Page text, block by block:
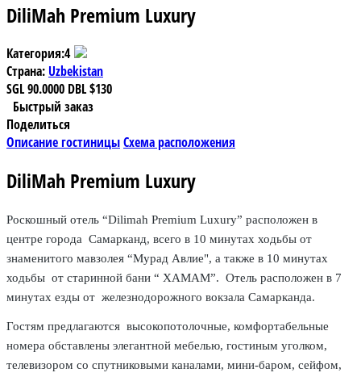
DiliMah Premium Luxury
Категория:4
Страна: Uzbekistan
SGL90.0000 DBL$130
Быстрый заказ
Поделиться
Описание гостиницыСхема расположения
DiliMah Premium Luxury
Роскошный отель “Dilimah Premium Luxury” расположен в
центре города Самарканд, всего в 10 минутах ходьбы от
знаменитого мавзолея “Мурад Авлие", а также в 10 минутах
ходьбы от старинной бани “ ХАМАМ”. Отель расположен в 7
минутах езды от железнодорожного вокзала Самарканда.
Гостям предлагаются высокопотолочные, комфортабельные
номера обставлены элегантной мебелью, гостиным уголком,
телевизором со спутниковыми каналами, мини-баром, сейфом,